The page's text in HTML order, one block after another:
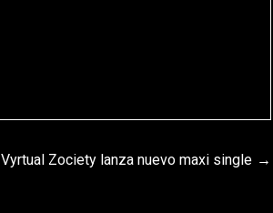
Vyrtual Zociety lanza nuevo maxi single